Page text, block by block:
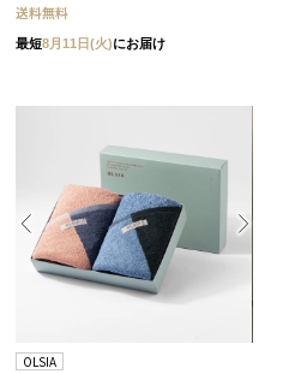
送料無料
最短8月11日(火)にお届け
OLSIA